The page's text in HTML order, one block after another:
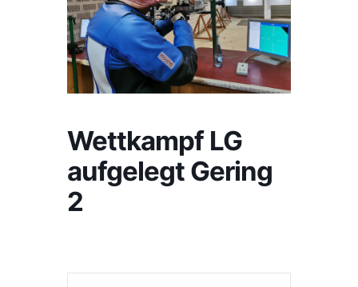
Wettkampf LG
aufgelegt Gering
2